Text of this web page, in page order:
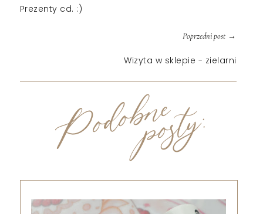
Prezenty cd. :)
Poprzedni post→
Wizyta w sklepie - zielarni